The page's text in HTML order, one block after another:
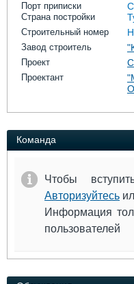
Порт приписки
Страна постройки
Строительный номер
Завод строитель
Проект
Проектант
Команда
Чтобы
Авторизуйтесь
Информация
пользователей